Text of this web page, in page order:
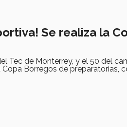
Se realiza la
Tec de Monterrey, y el 50 del
Borregos de preparatorias,